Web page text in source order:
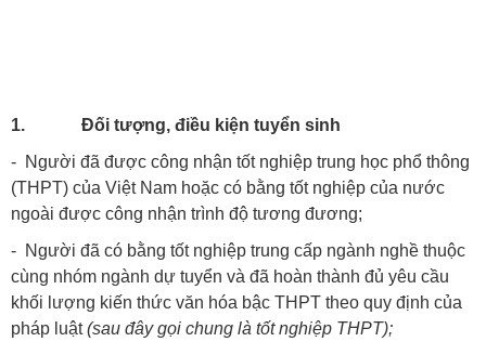
1. Đối tượng, điều kiện tuyển sinh
- Người đã được công nhận tốt nghiệp trung học phổ thông
(THPT) của Việt Nam hoặc có bằng tốt nghiệp của nước
ngoài được công nhận trình độ tương đương;
- Người đã có bằng tốt nghiệp trung cấp ngành nghề thuộc
cùng nhóm ngành dự tuyển và đã hoàn thành đủ yêu cầu
khối lượng kiến thức văn hóa bậc THPT theo quy định của
pháp luật(sau đây gọi chung là tốt nghiệp THPT);